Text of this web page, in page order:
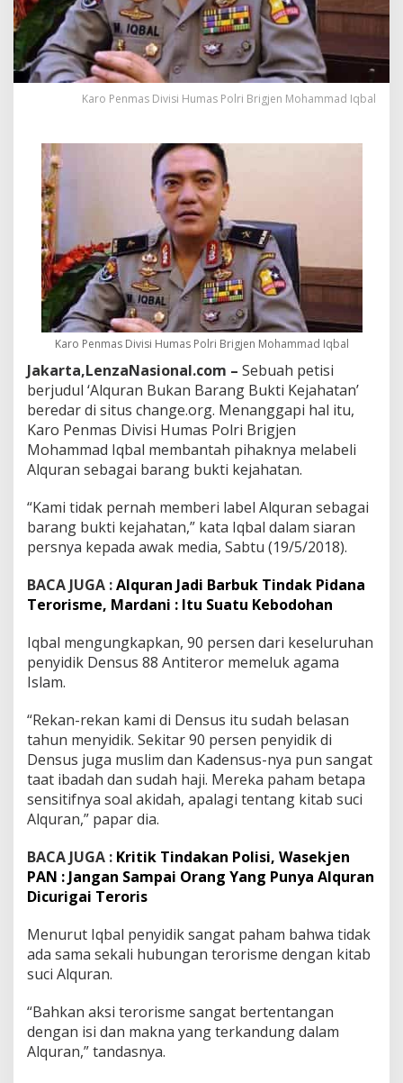
h
L
a
b
e
l
S
e
b
a
g
a
i
B
a
r
a
n
g
B
u
K
e
a
h
a
a
n
Karo Penmas Divisi Humas Polri Brigjen Mohammad Iqbal
Karo Penmas Divisi Humas Polri Brigjen Mohammad Iqbal
Jakarta,LenzaNasional.com – Sebuah petisi
berjudul ‘Alquran Bukan Barang Bukti Kejahatan’
beredar di situs change.org. Menanggapi hal itu,
Karo Penmas Divisi Humas Polri Brigjen
Mohammad Iqbal membantah pihaknya melabeli
Alquran sebagai barang bukti kejahatan.
“Kami tidak pernah memberi label Alquran sebagai
barang bukti kejahatan,” kata Iqbal dalam siaran
persnya kepada awak media, Sabtu (19/5/2018).
BACA JUGA :Alquran Jadi Barbuk Tindak Pidana
Terorisme, Mardani : Itu Suatu Kebodohan
Iqbal mengungkapkan, 90 persen dari keseluruhan
penyidik Densus 88 Antiteror memeluk agama
Islam.
“Rekan-rekan kami di Densus itu sudah belasan
tahun menyidik. Sekitar 90 persen penyidik di
Densus juga muslim dan Kadensus-nya pun sangat
taat ibadah dan sudah haji. Mereka paham betapa
sensitifnya soal akidah, apalagi tentang kitab suci
Alquran,” papar dia.
BACA JUGA : Kritik Tindakan Polisi, Wasekjen
PAN : Jangan Sampai Orang Yang Punya Alquran
Dicurigai Teroris
Menurut Iqbal penyidik sangat paham bahwa tidak
ada sama sekali hubungan terorisme dengan kitab
suci Alquran.
“Bahkan aksi terorisme sangat bertentangan
dengan isi dan makna yang terkandung dalam
Alquran,” tandasnya.